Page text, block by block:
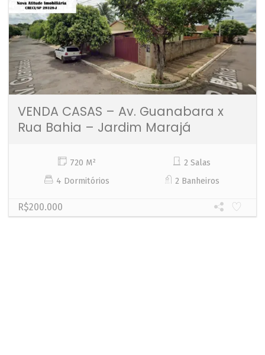
VENDA CASAS – Av. Guanabara x
Rua Bahia – Jardim Marajá
720 M²
2 Salas
4 Dormitórios
2 Banheiros
R$200.000